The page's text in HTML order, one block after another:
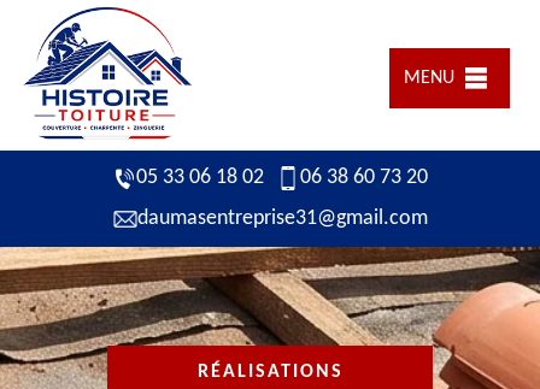
MENU
05 33 06 18 02
06 38 60 73 20
daumasentreprise31@gmail.com
RÉALISATIONS